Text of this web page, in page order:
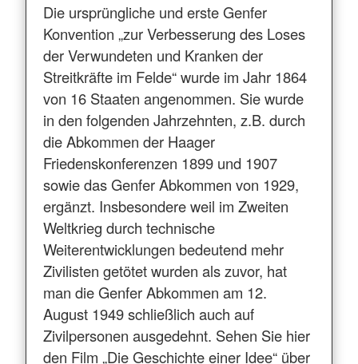
Die ursprüngliche und erste Genfer
Konvention „zur Verbesserung des Loses
der Verwundeten und Kranken der
Streitkräfte im Felde“ wurde im Jahr 1864
von 16 Staaten angenommen. Sie wurde
in den folgenden Jahrzehnten, z.B. durch
die Abkommen der Haager
Friedenskonferenzen 1899 und 1907
sowie das Genfer Abkommen von 1929,
ergänzt. Insbesondere weil im Zweiten
Weltkrieg durch technische
Weiterentwicklungen bedeutend mehr
Zivilisten getötet wurden als zuvor, hat
man die Genfer Abkommen am 12.
August 1949 schließlich auch auf
Zivilpersonen ausgedehnt. Sehen Sie hier
den Film „Die Geschichte einer Idee“ über